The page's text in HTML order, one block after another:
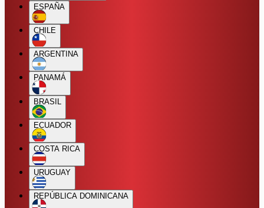
ESPAÑA
CHILE
ARGENTINA
PANAMÁ
BRASIL
ECUADOR
COSTA RICA
URUGUAY
REPÚBLICA DOMINICANA